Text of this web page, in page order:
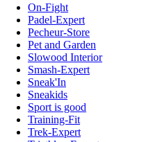
On-Fight
Padel-Expert
Pecheur-Store
Pet and Garden
Slowood Interior
Smash-Expert
Sneak'In
Sneakids
Sport is good
Training-Fit
Trek-Expert